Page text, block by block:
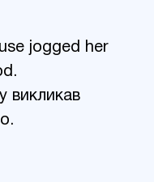
jogged her
викликав